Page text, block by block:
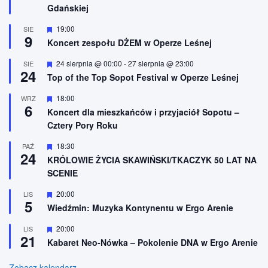
ó
n
o
e
Gdańskiej
SIE
9
W
r
ż
n
o
n
e
19:00
Koncert zespołu DŻEM w Operze Leśnej
SIE
24
W
r
ż
n
o
e
24 sierpnia @ 00:00 -27 sierpnia @ 23:00
Top of the Top Sopot Festival w Operze Leśnej
WRZ
6
W
r
ó
n
i
o
n
18:00
Koncert dla mieszkańców i przyjaciół Sopotu –
Cztery Pory Roku
PAŹ
24
W
y
r
ó
n
i
o
e
18:30
KRÓLOWIE ŻYCIA SKAWIŃSKI/TKACZYK 50 LAT NA
SCENIE
LIS
5
W
y
r
ż
n
20:00
Wiedźmin: Muzyka Kontynentu w Ergo Arenie
LIS
21
W
y
r
ż
20:00
Kabaret Neo-Nówka – Pokolenie DNA w Ergo Arenie